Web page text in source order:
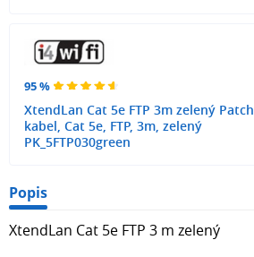
95 %
XtendLan Cat 5e FTP 3m zelený Patch
kabel, Cat 5e, FTP, 3m, zelený
PK_5FTP030green
Popis
XtendLan Cat 5e FTP 3 m zelený